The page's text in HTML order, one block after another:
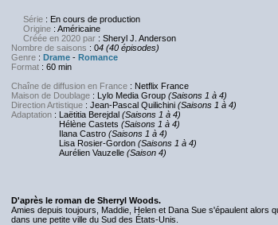
Série : En cours de production
Origine : Américaine
Créée en 2020 par : Sheryl J. Anderson
Nombre de saisons : 04 (40 épisodes)
Genre : Drame - Romance
Format : 60 min
Chaîne de diffusion en France : Netflix France
Maison de Doublage : Lylo Media Group (Saisons 1 à 4)
Direction Artistique : Jean-Pascal Quilichini (Saisons 1 à 4)
Adaptation : Laëtitia Berejdal (Saisons 1 à 4)
Hélène Castets (Saisons 1 à 4)
Ilana Castro (Saisons 1 à 4)
Lisa Rosier-Gordon (Saisons 1 à 4)
Aurélien Vauzelle (Saison 4)
D'après le roman de Sherryl Woods.
Amies depuis toujours, Maddie, Helen et Dana Sue s'épaulent alors
dans une petite ville du Sud des États-Unis.